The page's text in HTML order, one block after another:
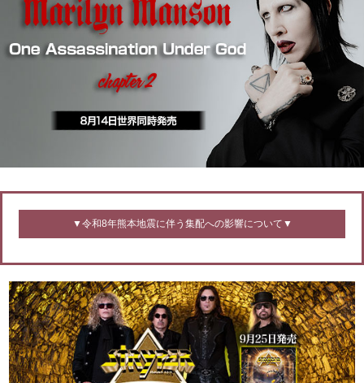
▼令和8年熊本地震に伴う集配への影響について▼